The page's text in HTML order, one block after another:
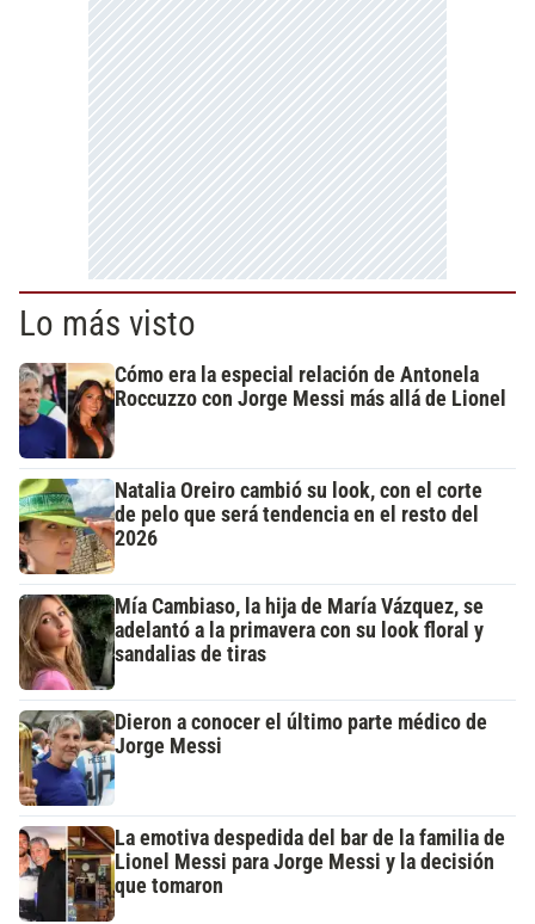
Lo más visto
Cómo era la especial relación de Antonela
Roccuzzo con Jorge Messi más allá de Lionel
Natalia Oreiro cambió su look, con el corte
de pelo que será tendencia en el resto del
2026
Mía Cambiaso, la hija de María Vázquez, se
adelantó a la primavera con su look floral y
sandalias de tiras
Dieron a conocer el último parte médico de
Jorge Messi
La emotiva despedida del bar de la familia de
Lionel Messi para Jorge Messi y la decisión
que tomaron